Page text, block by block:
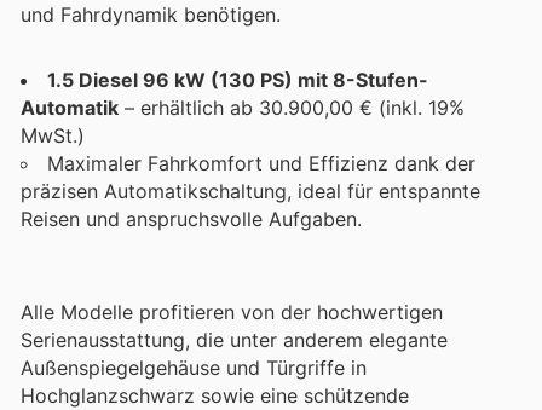
und Fahrdynamik benötigen.
1.5 Diesel 96 kW (130 PS) mit 8-Stufen-
Automatik – erhältlich ab 30.900,00 € (inkl. 19%
MwSt.)
Maximaler Fahrkomfort und Effizienz dank der
präzisen Automatikschaltung, ideal für entspannte
Reisen und anspruchsvolle Aufgaben.
Alle Modelle profitieren von der hochwertigen
Serienausstattung, die unter anderem elegante
Außenspiegelgehäuse und Türgriffe in
Hochglanzschwarz sowie eine schützende